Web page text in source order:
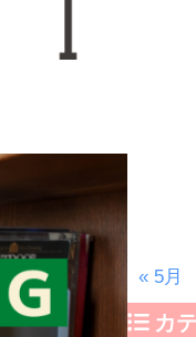
« 5月
カ